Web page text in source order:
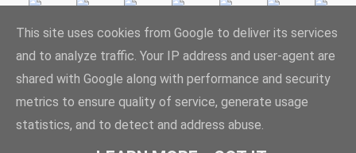
Ligue-se à Educação
This site uses cookies from Google to deliver its services
and to analyze traffic. Your IP address and user-agent are
shared with Google along with performance and security
metrics to ensure quality of service, generate usage
statistics, and to detect and address abuse.